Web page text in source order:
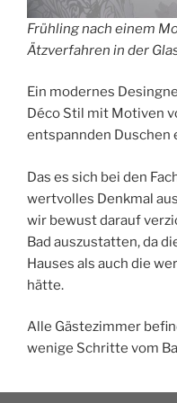
Frühling nach einem
Ätzverfahren in der
Ein modernes
Déco Stil mit Motiven
entspannden Duschen
Das es sich bei den
wertvolles Denkmal
wir bewust darauf
Bad auszustatten, da
Hauses als auch die
hätte.
Alle Gästezimmer
wenige Schritte vom